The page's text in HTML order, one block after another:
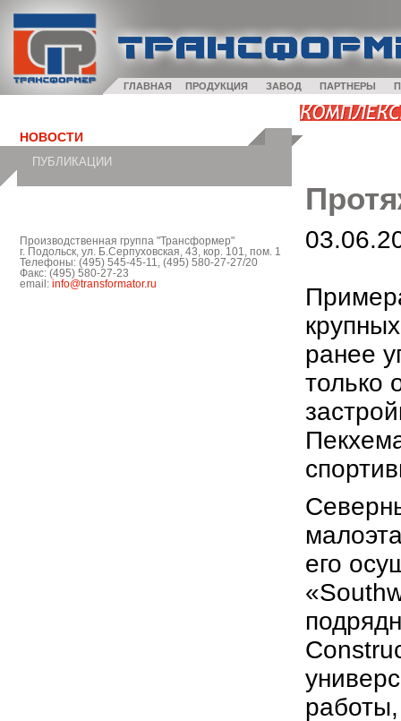
ГЛАВНАЯ ПРОДУКЦИЯ ЗАВОД ПАРТНЕРЫ
НОВОСТИ
ПУБЛИКАЦИИ
Производственная группа "Трансформер"
г. Подольск, ул. Б.Серпуховская, 43, кор. 101, пом. 1
Телефоны: (495) 545-45-11, (495) 580-27-27/20
Факс: (495) 580-27-23
email: info@transformator.ru
ранее
только
его